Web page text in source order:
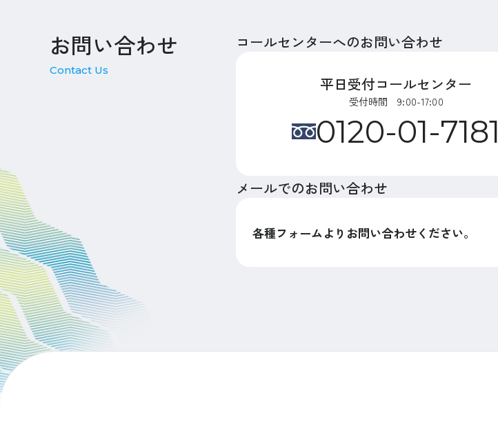
お問い合わせ
Contact Us
コールセンターへのお問い合わせ
平日受付コールセンター
受付時間 9:00-17:00
0120-01-7181
メールでのお問い合わせ
各種フォームよりお問い合わせください。